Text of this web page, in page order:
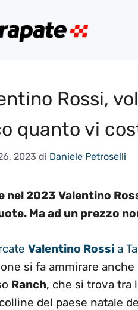
Rossi,
quanto vi
2023 di Daniele Petroselli
nel 2023 Valentino
Ma ad un prezzo
Valentino Rossi a
si fa ammirare
Ranch, che si trova tra
del paese natale